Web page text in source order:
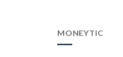
MONEYTIC